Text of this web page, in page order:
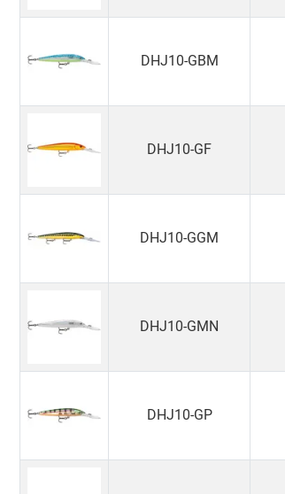
DHJ10-GBM
DHJ10-GF
DHJ10-GGM
DHJ10-GMN
DHJ10-GP